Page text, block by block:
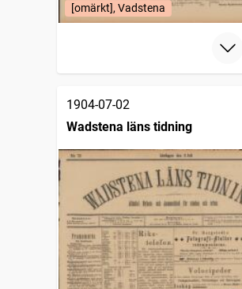
[omärkt], Vadstena
1904-07-02
Wadstena läns tidning